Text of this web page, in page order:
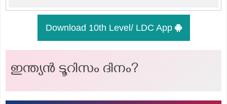
Download 10th Level/ LDC App
ഇന്ത്യന്‍ ടൂറിസം ദിനം?